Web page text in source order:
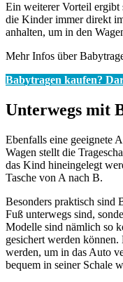
Ein weiterer Vorteil ergibt
die Kinder immer direkt
anhalten, um in den
Mehr Infos über
Babytragen kaufen?
Unterwegs mit
Ebenfalls eine geeignete
Wagen stellt die
das Kind hineingelegt
Tasche von A nach B.
Besonders praktisch sind
Fuß unterwegs sind,
Modelle sind nämlich so
gesichert werden
werden, um in das Auto
bequem in seiner Schale